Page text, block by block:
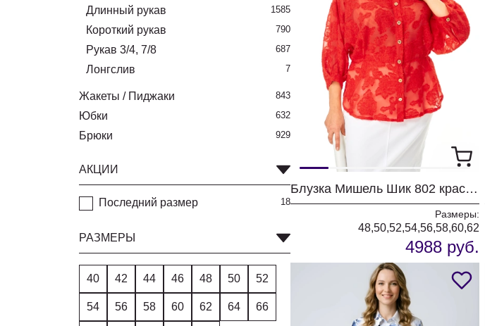
Длинный рукав 1585
Короткий рукав 790
Рукав 3/4, 7/8 687
Лонгслив 7
Жакеты / Пиджаки 843
Юбки 632
Брюки 929
АКЦИИ
Последний размер 18
РАЗМЕРЫ
40 42 44 46 48 50 52
54 56 58 60 62 64 66
Блузка Мишель Шик 802 красный
Размеры:
48,50,52,54,56,58,60,62
4988 руб.